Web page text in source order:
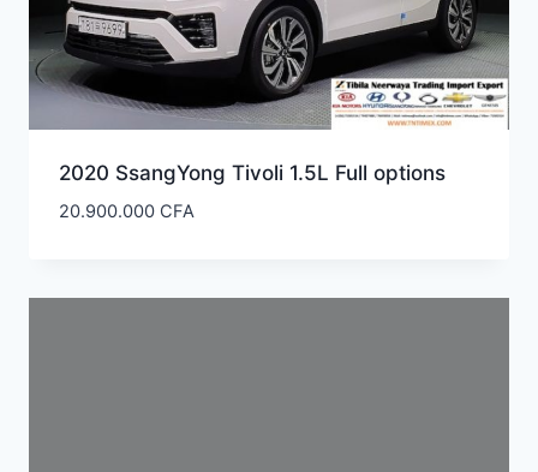
2020 SsangYong Tivoli 1.5L Full options
20.900.000 CFA